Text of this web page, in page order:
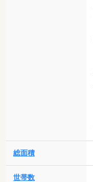
総面積
世帯数